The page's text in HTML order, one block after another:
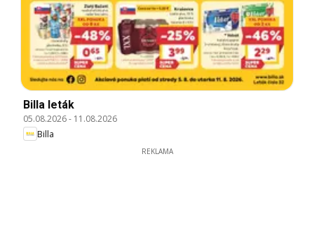
Billa leták
05.08.2026- 11.08.2026
Billa
REKLAMA